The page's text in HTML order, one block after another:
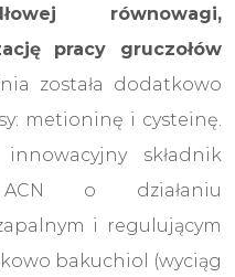
równowagi,
pracy gruczołów
została dodatkowo
metioninę i cysteinę.
składnik
o działaniu
i regulującym
bakuchiol (wyciąg